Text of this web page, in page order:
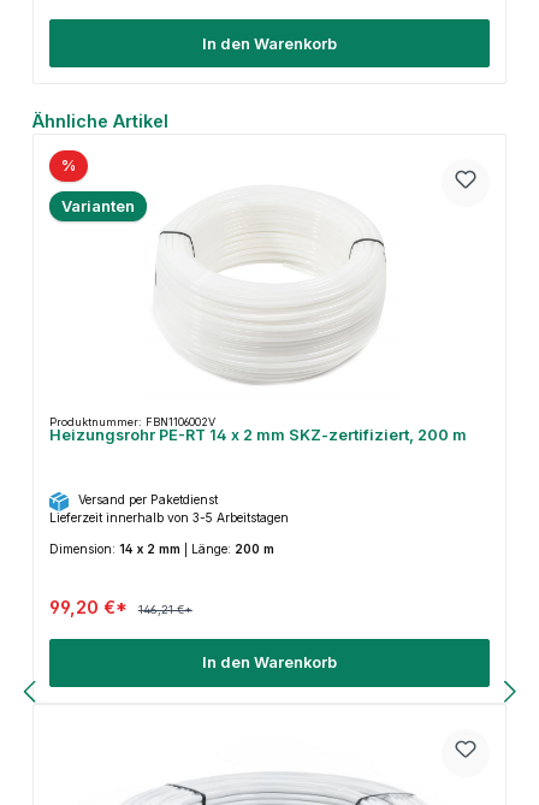
In den Warenkorb
Produktgalerie überspringen
Ähnliche Artikel
%
Varianten
Produktnummer: FBN1106002V
Heizungsrohr PE-RT 14 x 2 mm SKZ-zertifiziert, 200 m
Versand per Paketdienst
Lieferzeit innerhalb von 3-5 Arbeitstagen
Dimension: 14 x 2 mm Länge: 200 m
99,20 €* 146,21 €*
In den Warenkorb